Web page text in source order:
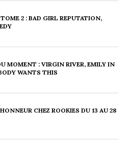
2 : BAD GIRL REPUTATION,
MOMENT : VIRGIN RIVER, EMILY IN
WANTS THIS
CHEZ ROOKIES DU 13 AU 28